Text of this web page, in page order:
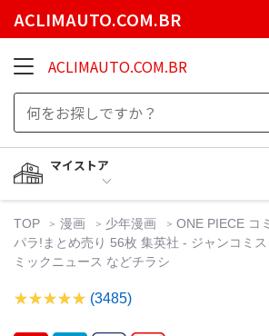
ACLIMAUTO.COM.BR
ACLIMAUTO.COM.BR
マイストア
TOP 漫画 少年漫画
ONE PIECE コ
パラ!まとめ売り 56枚 集英社 - ジャンコミ
ミックニュース などチラシ
(3485)